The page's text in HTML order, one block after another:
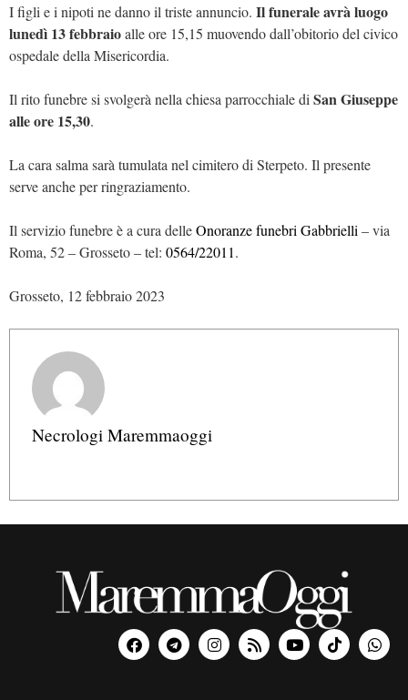
I figli e i nipoti ne danno il triste annuncio. Il funerale avrà luogo
lunedì 13 febbraioalle ore 15,15 muovendo dall’obitorio del civico
ospedale della Misericordia.
Il rito funebre si svolgerà nella chiesa parrocchiale diSan Giuseppe
alle ore 15,30.
La cara salma sarà tumulata nel cimitero di Sterpeto. Il presente
serve anche per ringraziamento.
Il servizio funebre è a cura delleOnoranze funebri Gabbrielli– via
Roma, 52 – Grosseto – tel: 0564/22011.
Grosseto, 12 febbraio 2023
Necrologi Maremmaoggi